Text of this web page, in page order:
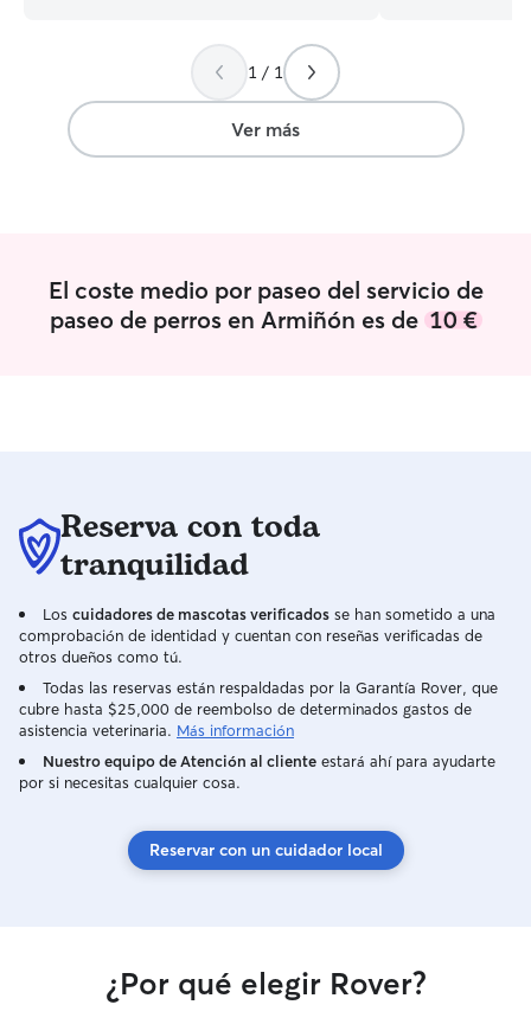
y cuidados distintos. Un encanto cuidar
pero tengo un turno flexible que va
cambiando. Eso hace que pueda tener
disponibilidad a lo largo de todo el dia
sus mascotas. Trato con mucho cariño,
como si fuesen mis propias mascotas.
tengo un
me gusta
campo y el aire
libre, además
paso de coches
ofrecido así
1 / 1
Ver más
El coste medio por paseo del servicio de
paseo de perros en Armiñón es de 10 €
Reserva con toda
tranquilidad
Los cuidadores de mascotas verificados se han sometido a una
comprobación de identidad y cuentan con reseñas verificadas de
otros dueños como tú.
Todas las reservas están respaldadas por la Garantía Rover, que
cubre hasta $25,000 de reembolso de determinados gastos de
asistencia veterinaria. Más información
Nuestro equipo de Atención al cliente estará ahí para ayudarte
por si necesitas cualquier cosa.
Reservar con un cuidador local
¿Por qué elegir Rover?